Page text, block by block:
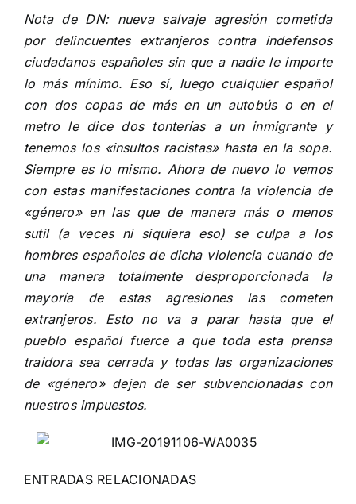
Nota de DN: nueva salvaje agresión cometida
por delincuentes extranjeros contra indefensos
ciudadanos españoles sin que a nadie le importe
lo más mínimo. Eso sí, luego cualquier español
con dos copas de más en un autobús o en el
metro le dice dos tonterías a un inmigrante y
tenemos los «insultos racistas» hasta en la sopa.
Siempre es lo mismo. Ahora de nuevo lo vemos
con estas manifestaciones contra la violencia de
«género» en las que de manera más o menos
sutil (a veces ni siquiera eso) se culpa a los
hombres españoles de dicha violencia cuando de
una manera totalmente desproporcionada la
mayoría de estas agresiones las cometen
extranjeros. Esto no va a parar hasta que el
pueblo español fuerce a que toda esta prensa
traidora sea cerrada y todas las organizaciones
de «género» dejen de ser subvencionadas con
nuestros impuestos.
ENTRADAS RELACIONADAS